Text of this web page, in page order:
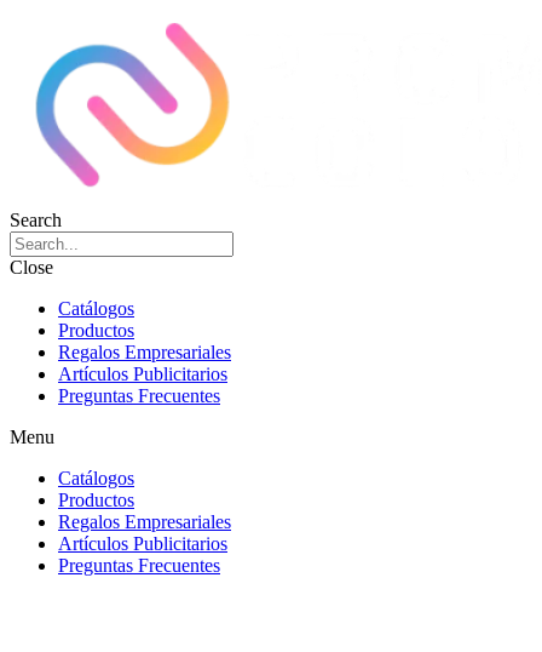
Search
Close
Catálogos
Productos
Regalos Empresariales
Artículos Publicitarios
Preguntas Frecuentes
Menu
Catálogos
Productos
Regalos Empresariales
Artículos Publicitarios
Preguntas Frecuentes